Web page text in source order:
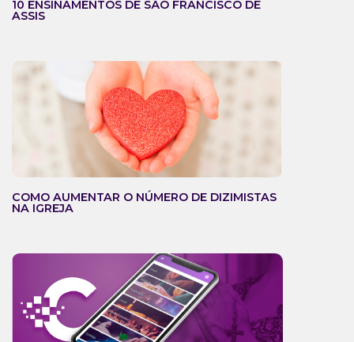
10 ENSINAMENTOS DE SÃO FRANCISCO DE
ASSIS
COMO AUMENTAR O NÚMERO DE DIZIMISTAS
NA IGREJA